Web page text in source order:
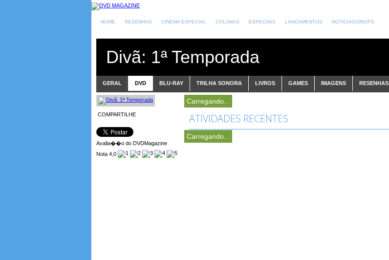
HOME RESENHAS CINEMA ESPECIAL COLUNAS ESPECIAIS LANCAMENTOS NOTICIAS/DROPS
Divã: 1ª Temporada
GERAL DVD BLU-RAY TRILHA SONORA LIVROS GAMES IMAGENS RESENHAS
COMPARTILHE
Avalia��o do DVDMagazine
Nota 4,0
Carregando...
ATIVIDADES RECENTES
Carregando...